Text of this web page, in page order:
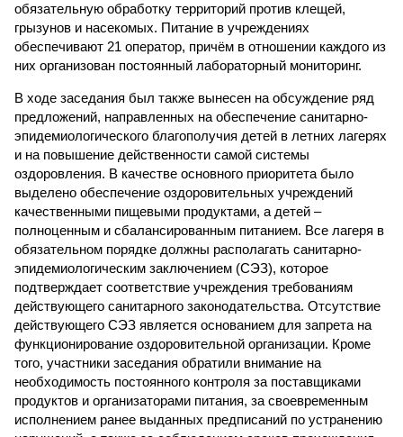
обязательную обработку территорий против клещей,
грызунов и насекомых. Питание в учреждениях
обеспечивают 21 оператор, причём в отношении каждого из
них организован постоянный лабораторный мониторинг.
В ходе заседания был также вынесен на обсуждение ряд
предложений, направленных на обеспечение санитарно-
эпидемиологического благополучия детей в летних лагерях
и на повышение действенности самой системы
оздоровления. В качестве основного приоритета было
выделено обеспечение оздоровительных учреждений
качественными пищевыми продуктами, а детей –
полноценным и сбалансированным питанием. Все лагеря в
обязательном порядке должны располагать санитарно-
эпидемиологическим заключением (СЭЗ), которое
подтверждает соответствие учреждения требованиям
действующего санитарного законодательства. Отсутствие
действующего СЭЗ является основанием для запрета на
функционирование оздоровительной организации. Кроме
того, участники заседания обратили внимание на
необходимость постоянного контроля за поставщиками
продуктов и организаторами питания, за своевременным
исполнением ранее выданных предписаний по устранению